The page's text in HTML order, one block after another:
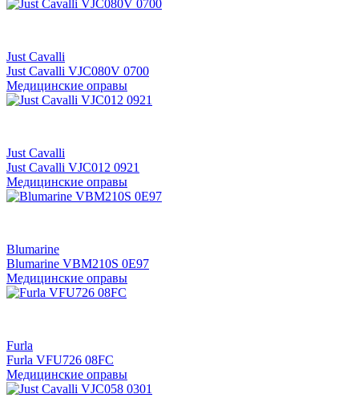
Just Cavalli
Just Cavalli VJC080V 0700
Медицинские оправы
Just Cavalli
Just Cavalli VJC012 0921
Медицинские оправы
Blumarine
Blumarine VBM210S 0Е97
Медицинские оправы
Furla
Furla VFU726 08FC
Медицинские оправы